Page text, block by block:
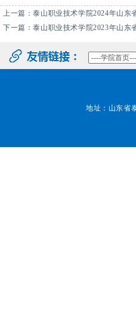
上一篇：泰山职业技术学院2024年山东
下一篇：泰山职业技术学院2023年山东
地址：山东省